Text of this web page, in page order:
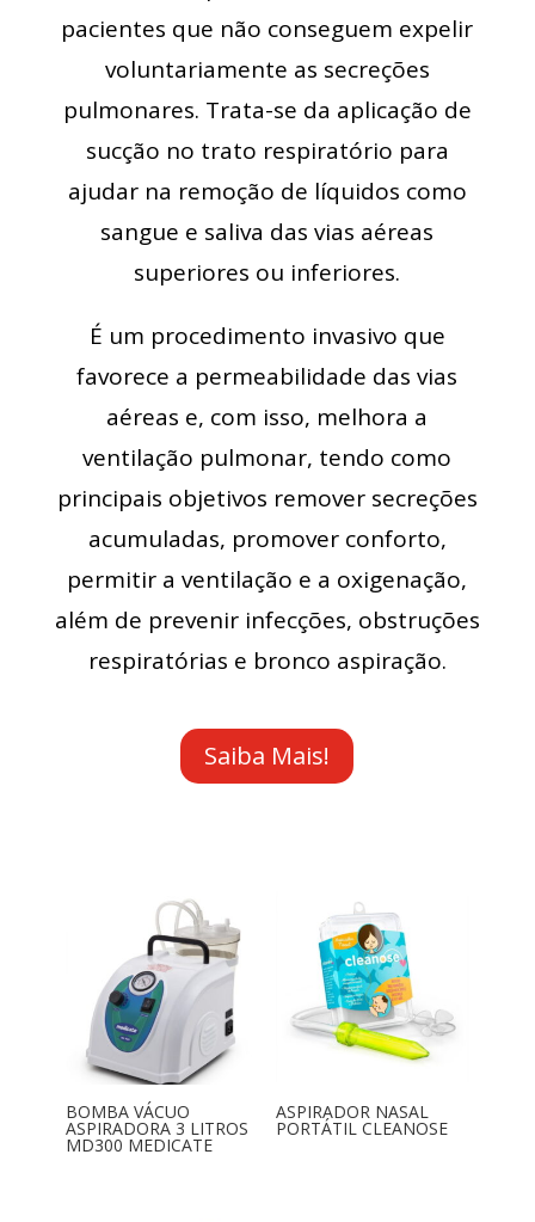
pacientes que não conseguem expelir
voluntariamente as secreções
pulmonares. Trata-se da aplicação de
sucção no trato respiratório para
ajudar na remoção de líquidos como
sangue e saliva das vias aéreas
superiores ou inferiores.
É um procedimento invasivo que
favorece a permeabilidade das vias
aéreas e, com isso, melhora a
ventilação pulmonar, tendo como
principais objetivos remover secreções
acumuladas, promover conforto,
permitir a ventilação e a oxigenação,
além de prevenir infecções, obstruções
respiratórias e bronco aspiração.
Saiba Mais!
BOMBA VÁCUO
ASPIRADORA 3 LITROS
MD300 MEDICATE
ASPIRADOR NASAL
PORTÁTIL CLEANOSE